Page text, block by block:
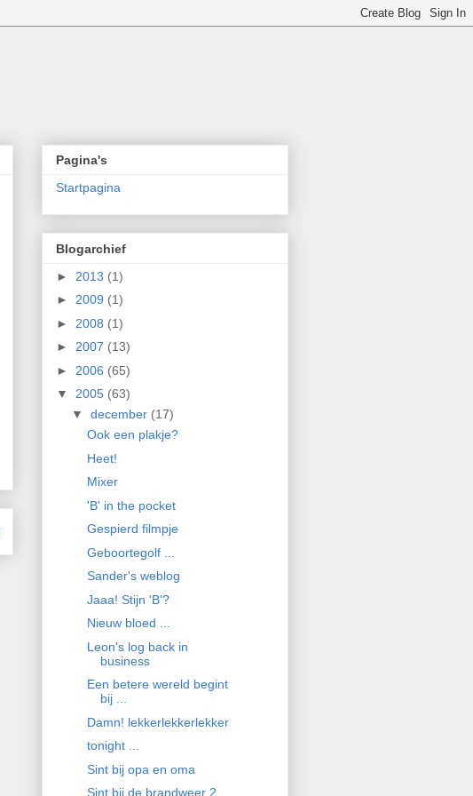
Pagina's
Startpagina
Blogarchief
► 2013 (1)
► 2009 (1)
► 2008 (1)
► 2007 (13)
► 2006 (65)
▼ 2005 (63)
▼ december (17)
Ook een plakje?
Heet!
Mixer
'B' in the pocket
Gespierd filmpje
Geboortegolf ...
Sander's weblog
Jaaa! Stijn 'B'?
Nieuw bloed ...
Leon's log back in
business
Een betere wereld begint
bij ...
Damn! lekkerlekkerlekker
tonight ...
Sint bij opa en oma
Sint bij de brandweer 2 ...